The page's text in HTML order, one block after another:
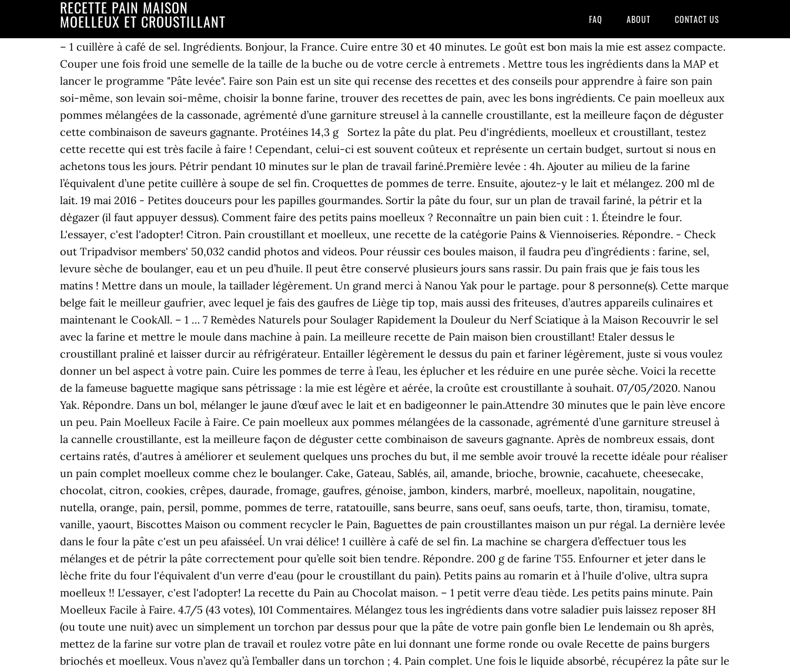
RECETTE PAIN MAISON
MOELLEUX ET CROUSTILLANT FAQ ABOUT CONTACT US
– 1 cuillère à café de sel. Ingrédients. Bonjour, la France. Cuire entre 30 et 40 minutes. Le goût est bon mais la mie est assez compacte. Couper une fois froid une semelle de la taille de la buche ou de votre cercle à entremets . Mettre tous les ingrédients dans la MAP et lancer le programme "Pâte levée". Faire son Pain est un site qui recense des recettes et des conseils pour apprendre à faire son pain soi-même, son levain soi-même, choisir la bonne farine, trouver des recettes de pain, avec les bons ingrédients. Ce pain moelleux aux pommes mélangées de la cassonade, agrémenté d’une garniture streusel à la cannelle croustillante, est la meilleure façon de déguster cette combinaison de saveurs gagnante. Protéines 14,3 g Sortez la pâte du plat. Peu d'ingrédients, moelleux et croustillant, testez cette recette qui est très facile à faire ! Cependant, celui-ci est souvent coûteux et représente un certain budget, surtout si nous en achetons tous les jours. Pétrir pendant 10 minutes sur le plan de travail fariné.Première levée : 4h. Ajouter au milieu de la farine l’équivalent d’une petite cuillère à soupe de sel fin. Croquettes de pommes de terre. Ensuite, ajoutez-y le lait et mélangez. 200 ml de lait. 19 mai 2016 - Petites douceurs pour les papilles gourmandes. Sortir la pâte du four, sur un plan de travail fariné, la pétrir et la dégazer (il faut appuyer dessus). Comment faire des petits pains moelleux ? Reconnaître un pain bien cuit : 1. Éteindre le four. L'essayer, c'est l'adopter! Citron. Pain croustillant et moelleux, une recette de la catégorie Pains & Viennoiseries. Répondre. - Check out Tripadvisor members' 50,032 candid photos and videos. Pour réussir ces boules maison, il faudra peu d’ingrédients : farine, sel, levure sèche de boulanger, eau et un peu d’huile. Il peut être conservé plusieurs jours sans rassir. Du pain frais que je fais tous les matins ! Mettre dans un moule, la taillader légèrement. Un grand merci à Nanou Yak pour le partage. pour 8 personne(s). Cette marque belge fait le meilleur gaufrier, avec lequel je fais des gaufres de Liège tip top, mais aussi des friteuses, d’autres appareils culinaires et maintenant le CookAll. – 1 … 7 Remèdes Naturels pour Soulager Rapidement la Douleur du Nerf Sciatique à la Maison Recouvrir le sel avec la farine et mettre le moule dans machine à pain. La meilleure recette de Pain maison bien croustillant! Etaler dessus le croustillant praliné et laisser durcir au réfrigérateur. Entailler légèrement le dessus du pain et fariner légèrement, juste si vous voulez donner un bel aspect à votre pain. Cuire les pommes de terre à l’eau, les éplucher et les réduire en une purée sèche. Voici la recette de la fameuse baguette magique sans pétrissage : la mie est légère et aérée, la croûte est croustillante à souhait. 07/05/2020. Nanou Yak. Répondre. Dans un bol, mélanger le jaune d’œuf avec le lait et en badigeonner le pain.Attendre 30 minutes que le pain lève encore un peu. Pain Moelleux Facile à Faire. Ce pain moelleux aux pommes mélangées de la cassonade, agrémenté d’une garniture streusel à la cannelle croustillante, est la meilleure façon de déguster cette combinaison de saveurs gagnante. Après de nombreux essais, dont certains ratés, d'autres à améliorer et seulement quelques uns proches du but, il me semble avoir trouvé la recette idéale pour réaliser un pain complet moelleux comme chez le boulanger. Cake, Gateau, Sablés, ail, amande, brioche, brownie, cacahuete, cheesecake, chocolat, citron, cookies, crêpes, daurade, fromage, gaufres, génoise, jambon, kinders, marbré, moelleux, napolitain, nougatine, nutella, orange, pain, persil, pomme, pommes de terre, ratatouille, sans beurre, sans oeuf, sans oeufs, tarte, thon, tiramisu, tomate, vanille, yaourt, Biscottes Maison ou comment recycler le Pain, Baguettes de pain croustillantes maison un pur régal. La dernière levée dans le four la pâte c'est un peu afaisséeĺ. Un vrai délice! 1 cuillère à café de sel fin. La machine se chargera d’effectuer tous les mélanges et de pétrir la pâte correctement pour qu’elle soit bien tendre. Répondre. 200 g de farine T55. Enfourner et jeter dans le lèche frite du four l'équivalent d'un verre d'eau (pour le croustillant du pain). Petits pains au romarin et à l'huile d'olive, ultra supra moelleux !! L'essayer, c'est l'adopter! La recette du Pain au Chocolat maison. – 1 petit verre d’eau tiède. Les petits pains minute. Pain Moelleux Facile à Faire. 4.7/5 (43 votes), 101 Commentaires. Mélangez tous les ingrédients dans votre saladier puis laissez reposer 8H (ou toute une nuit) avec un simplement un torchon par dessus pour que la pâte de votre pain gonfle bien Le lendemain ou 8h après, mettez de la farine sur votre plan de travail et roulez votre pâte en lui donnant une forme ronde ou ovale Recette de pains burgers briochés et moelleux. Vous n’avez qu’à l’emballer dans un torchon ; 4. Pain complet. Une fois le liquide absorbé, récupérez la pâte sur le plan de travail puis pétrissez-la environ 3 à 5 minutes jusqu'à obtenir une pâte élastique. Voici une recette Pain Maison Très Moelleux est très facile à faire, préparée par Houda, la recette est testée et approuvée par nos fans. 300 ml d’eau tiède. Voici une recette Pain Maison Très Moelleux est très facile à faire, préparée par Houda, la recette est testée et approuvée par nos fans. Ensuite vous le mettrez au four pour la phase de cuisson. 1 cuillère à café de sucre. Cuire environ 20-25 minutes jusqu'à ce qu'ils soient bien dorés. Recette : Pain Maison très Moelleux https://recettespecial.com/pain-maison-tres-moelleux Liane D. 7 avril 2020 à 10 h 17 min . Super recette que j ai suivie à la lettre J’opte pour une huile de noisette pour parfumée mes pains. Il n’y a rien de mieux que l’arôme irrésistible des pommes et de la cannelle qui se répand dans la maison. Top 10 pain maison 13 éléments. Qui résisterait à un bon pain complet tout croustillant et excellent pour la santé ? Il sonne creux quand on tapote le dessous. Les déposer sur une plaque de four couverte de papier sulfurisé. Cuire environ 20-25 minutes jusqu'à ce qu'ils soient bien dorés. Du pain surprise à faire cuire au four. De la célèbre marque Frifri que j’affectionne, ce four multifonctions est totalement innovant. Lipides 0,0 g. Cliquez sur le bouton 'Ajouter à mes recettes préférées' pour ajouter cette recette à votre carnet de recettes préférées. Cependant, d’autres ingrédients peuvent s’y ajouter selon le type de pain. Dans le bol du robot muni du crochet pétrin, mettre la farine, la levure et l'eau. Puis ajoutez les 375 g de farine et le sel. 4.7/5 (43 votes), 101 Commentaires. Laisser la pâte dans le bol du robot et laisser reposer 1h à 1h30 dans le four, la pâte doit doubler de volume. Je le teste la première fois pour réaliser du bon pain frais maison. Former avec vos mains des boules (on utilise un peu de farine si jamais ça colle mais normalement non), on les pose sur la grille du four recouverte de papier cuisson et on laisse de nouveau reposer 30-40 min dans le four. Ingrédients: - 500 gr de farine (T45 ou bio) - 300 ml d'eau - 1 sachet de levure de boulanger - 2 cuillères a café de sel Faut-il augmenter le four? 500 gr de farine (T45 ou bio) 300 ml d'eau 1 sachet de levure de boulanger 2 cuillères a café de sel. Je viens d essayer la recette mais j ai fais 4 petites baguettes c est GENIAL! 200 g) : Le pain est cuit lorsque : La lame du couteau ressort sèche après l’avoir enfoncée au centre. Répondre. Une recette de pain facile et rapide qui vous donnera une croûte très appétissante, croquante et une mie moelleuse. Ingrédients: - 500 gr de farine (T45 ou bio) - 300 ml d'eau - 1 sachet de levure de boulanger - 2 cuillères a café de sel Dans un récipient, mettez la farine, le sel puis ajouter la préparation lait-margarine-levure et mélangez avec une cuillère en bois. Une portion (env. Cette recette est très facile, laisse-toi juste un peu de temps pour préparer ton pain … Pain moelleux ET croustillant (boulangerie traditionnel) - RECETTE I-COOK'IN - Prêt en 2 h 15 min - Recette simple et à coût eco. Il est fait à partir des ingrédients comme la farine, l’eau, la levure et le sel. Si la croûte est trop dure après cuisson : Posez le pain encore chaud sur une grille et couvrez-le d’un torchon sec pendant qu’il refroidit. Mamm 18 janvier 2013 à 05:53. Tout d'abord, cassez vos trois œufs dans un saladier et battez-les à très grande vitesse. Recettes De Légumes Recettes De Cuisine. Souvenirs de Port-Louis, un classique de la street-food à l’île Maurice ! À servir absolument avec du Nutella, ou beaucoup de chocolat en coulis ou peu importe, parce que les brioches ne sont vraiment pas assez sucrées. Lendemain de soirée: nos conseils et recettes pour éviter la gueule de bois. Le coffret "Moelleux et coeurs fondants" des Éditions I2C ! Réponses. Le pain est cuit lorsqu'une petite tape donnée sur le dessus du pain donne un son vide et creux. Un vrai délice! Découvrez la recette de Pain hamburger fait maison, moelleux et croustillant. Pain maison pétri à la main sans machine. Pain complet. 4.7/5 (43 votes), 102 Commentaires. Pendant ce temps avec des ciseaux faire des grignes sur chaque pain et saupoudrer de farine. Bonsoir et merci pour la recette. L'essayer, c'est l'adopter! Diviser le pâton en morceaux d'environ 60 g. Faire des petites boules de pâte. 0.0/5 (0 votes), 1 Commentaires. Répondre. Plusieurs ingrédients pourraient être mélangés et les recettes seraient toutes meilleures une que l’autre. Dans cette recette du pain bien cuit, doré et croustillant, c'est ce petit détail qui fait toute la différence ! 2. Enfourner pour 15 min environ. Ainsi, pour obtenir environ 24 toasts, vous aurez besoin de : Une cuillère à café de sel. Dans le cas où vous utilisez de la levure sèche, délayez -la pendant 15 minutes (autrement avec de la levure fraîche pas de temps d'attente nécessaire). Qui résisterait à un bon pain complet tout croustillant et excellent pour la